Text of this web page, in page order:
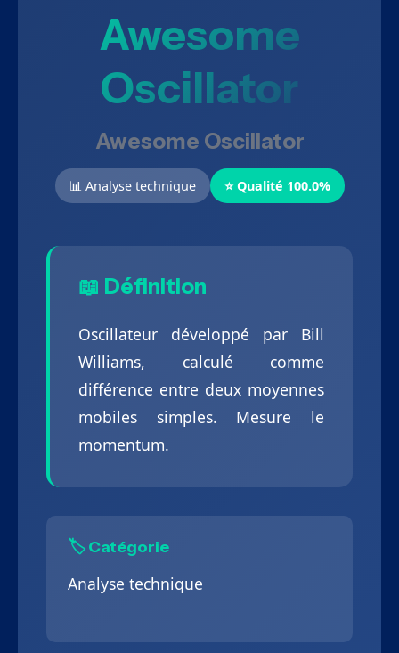
Awesome
Oscillator
Awesome Oscillator
📊 Analyse technique ⭐ Qualité 100.0%
📖 Définition
Oscillateur développé par Bill
Williams, calculé comme
différence entre deux moyennes
mobiles simples. Mesure le
momentum.
🏷️ Catégorie
Analyse technique